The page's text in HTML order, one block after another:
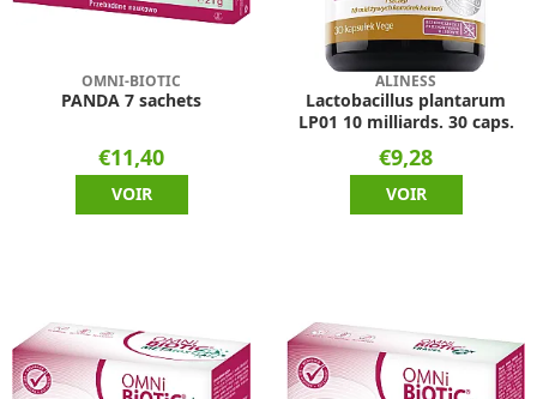
OMNI-BIOTIC
PANDA 7 sachets
€11,40
VOIR
ALINESS
Lactobacillus plantarum
LP01 10 milliards. 30 caps.
€9,28
VOIR